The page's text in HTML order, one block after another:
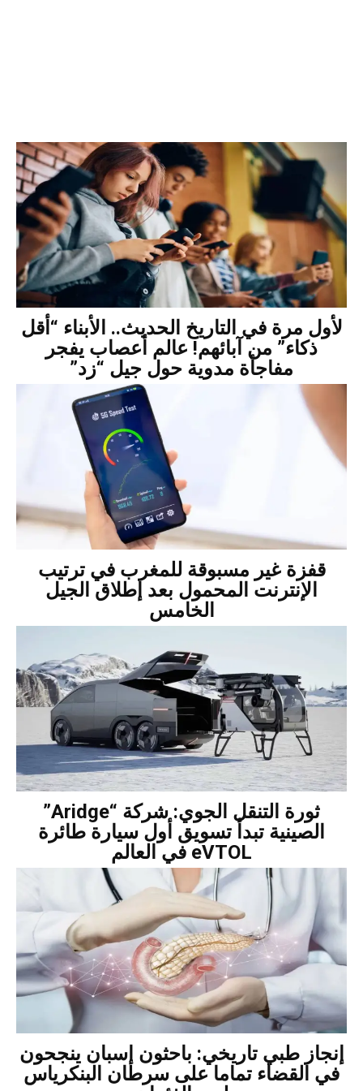
لأول مرة في التاريخ الحديث.. الأبناء “أقل
ذكاء” من آبائهم! عالم أعصاب يفجر
مفاجأة مدوية حول جيل “زد”
قفزة غير مسبوقة للمغرب في ترتيب
الإنترنت المحمول بعد إطلاق الجيل
الخامس
ثورة التنقل الجوي: شركة “Aridge”
الصينية تبدأ تسويق أول سيارة طائرة
eVTOL في العالم
إنجاز طبي تاريخي: باحثون إسبان ينجحون
في القضاء تماما على سرطان البنكرياس